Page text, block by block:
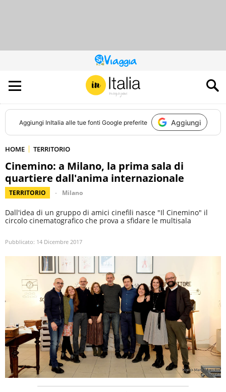
QUESTO
SITO
CONTRIBUISCE
ALL’AUDIENCE
DI
Aggiungi InItalia alle tue fonti Google preferite Aggiungi
HOME TERRITORIO
Cinemino: a Milano, la prima sala di
quartiere dall'anima internazionale
TERRITORIO Milano
Dall'idea di un gruppo di amici cinefili nasce "Il Cinemino" il
circolo cinematografico che prova a sfidare le multisala
Pubblicato: 14 Dicembre 2017